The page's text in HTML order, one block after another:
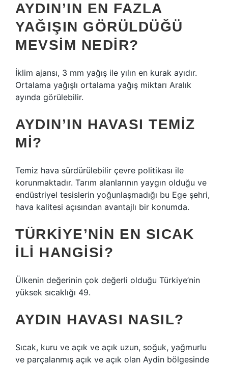
AYDIN’IN EN FAZLA
YAĞIŞIN GÖRÜLDÜĞÜ
MEVSIM NEDIR?
İklim ajansı, 3 mm yağış ile yılın en kurak ayıdır.
Ortalama yağışlı ortalama yağış miktarı Aralık
ayında görülebilir.
AYDIN’IN HAVASI TEMIZ
MI?
Temiz hava sürdürülebilir çevre politikası ile
korunmaktadır. Tarım alanlarının yaygın olduğu ve
endüstriyel tesislerin yoğunlaşmadığı bu Ege şehri,
hava kalitesi açısından avantajlı bir konumda.
TÜRKIYE’NIN EN SICAK
ILI HANGISI?
Ülkenin değerinin çok değerli olduğu Türkiye’nin
yüksek sıcaklığı 49.
AYDIN HAVASI NASIL?
Sıcak, kuru ve açık ve açık uzun, soğuk, yağmurlu
ve parçalanmış açık ve açık olan Aydin bölgesinde